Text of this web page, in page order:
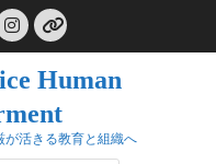
Instagram
リ
ン
ク
Human
が活きる教育と組織へ